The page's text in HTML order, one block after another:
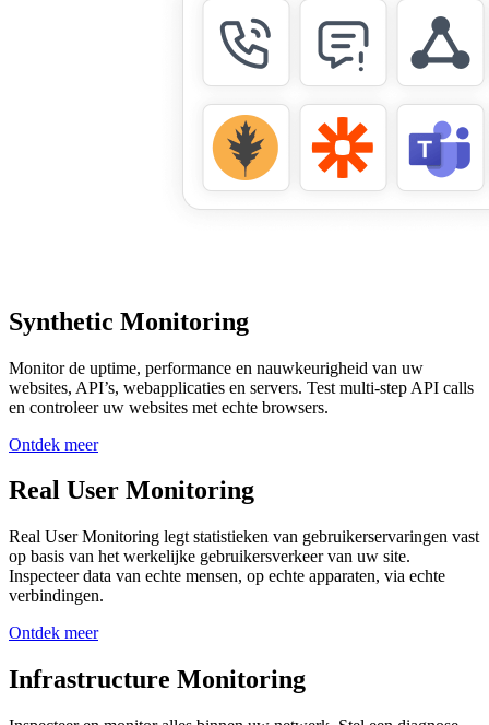
Synthetic Monitoring
Monitor de uptime, performance en nauwkeurigheid van uw
websites, API’s, webapplicaties en servers. Test multi-step API calls
en controleer uw websites met echte browsers.
Ontdek meer
Real User Monitoring
Real User Monitoring legt statistieken van gebruikerservaringen vast
op basis van het werkelijke gebruikersverkeer van uw site.
Inspecteer data van echte mensen, op echte apparaten, via echte
verbindingen.
Ontdek meer
Infrastructure Monitoring